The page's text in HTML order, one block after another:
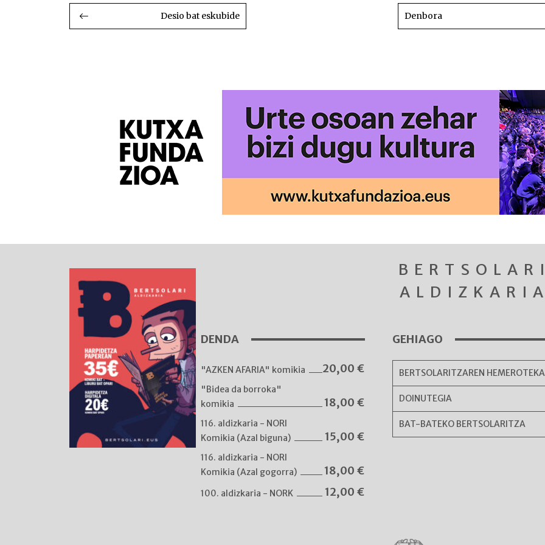
ZEHAR
Desio bat eskubide Denbora
DENDA
"AZKEN AFARIA" komikia 20,00 €
"Bidea da borroka"
komikia
18,00 €
116. aldizkaria - NORI
Komikia (Azal biguna)
15,00 €
116. aldizkaria - NORI
Komikia (Azal gogorra)
18,00 €
100. aldizkaria - NORK 12,00 €
GEHIAGO
BERTSOLARITZAREN HEMEROTEKA
DOINUTEGIA
BAT-BATEKO BERTSOLARITZA